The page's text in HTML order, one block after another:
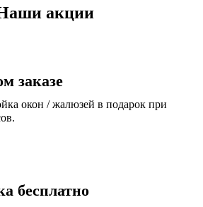
акции
заказе
окон / жалюзей в подарок при
бесплатно